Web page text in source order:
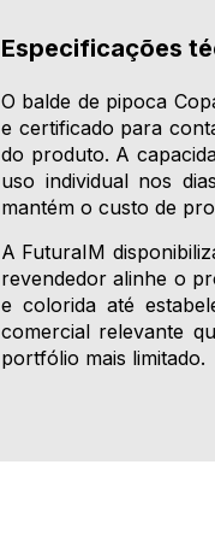
Especificações
O balde de pipoca
e certificado para
do produto. A
uso individual nos
mantém o custo de
A FuturaIM
revendedor alinhe o
e colorida até
comercial relevante
portfólio mais limitado.